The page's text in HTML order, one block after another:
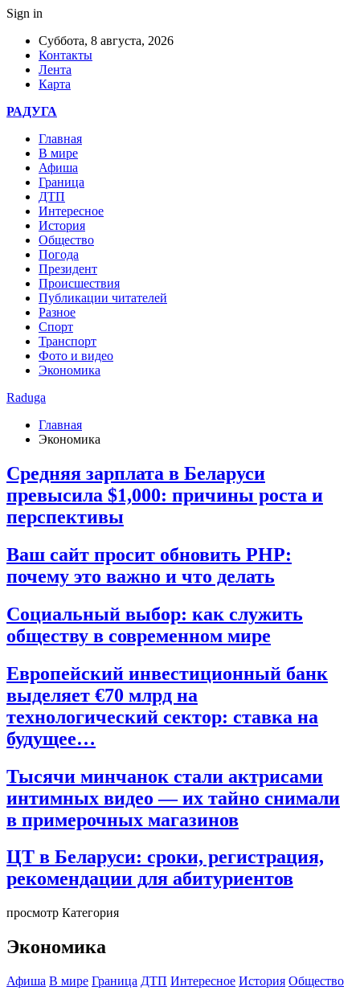
Sign in
Суббота, 8 августа, 2026
Контакты
Лента
Карта
РАДУГА
Главная
В мире
Афиша
Граница
ДТП
Интересное
История
Общество
Погода
Президент
Происшествия
Публикации читателей
Разное
Спорт
Транспорт
Фото и видео
Экономика
Raduga
Главная
Экономика
Средняя зарплата в Беларуси
превысила $1,000: причины роста и
перспективы
Ваш сайт просит обновить PHP:
почему это важно и что делать
Социальный выбор: как служить
обществу в современном мире
Европейский инвестиционный банк
выделяет €70 млрд на
технологический сектор: ставка на
будущее…
Тысячи минчанок стали актрисами
интимных видео — их тайно снимали
в примерочных магазинов
ЦТ в Беларуси: сроки, регистрация,
рекомендации для абитуриентов
просмотр Категория
Экономика
Афиша В мире Граница ДТП Интересное История Общество